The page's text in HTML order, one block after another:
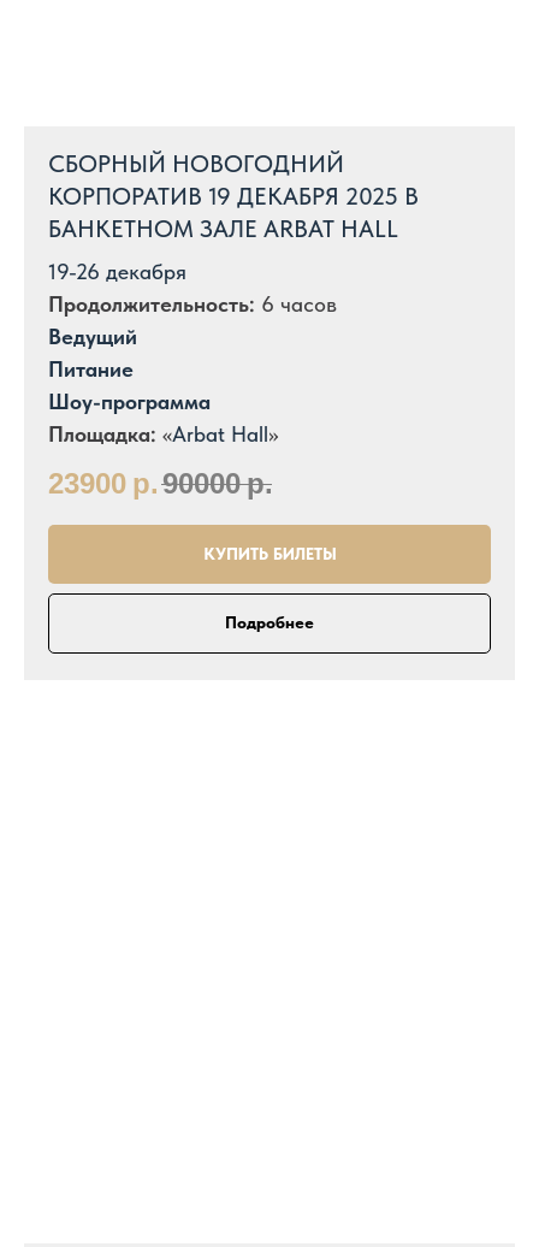
СБОРНЫЙ НОВОГОДНИЙ
КОРПОРАТИВ 19 ДЕКАБРЯ 2025 В
БАНКЕТНОМ ЗАЛЕ ARBAT HALL
19-26 декабря
Продолжительность: 6 часов
Ведущий
Питание
Шоу-программа
Площадка: «Arbat Hall»
23900 р.90000р.
КУПИТЬ БИЛЕТЫ
Подробнее